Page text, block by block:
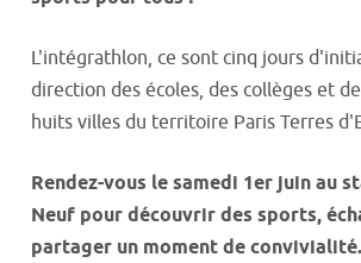
L'intégrathlon, ce sont cinq jours
direction des écoles, des collèges et
huits villes du territoire Paris Terres
Rendez-vous le samedi 1er juin au
Neuf pour découvrir des sports,
partager un moment de convivialité.